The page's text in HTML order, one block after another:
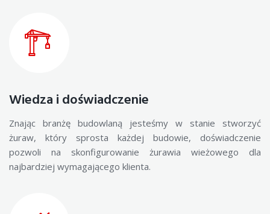
Wiedza i doświadczenie
Znając branżę budowlaną jesteśmy w stanie stworzyć
żuraw, który sprosta każdej budowie, doświadczenie
pozwoli na skonfigurowanie żurawia wieżowego dla
najbardziej wymagającego klienta.